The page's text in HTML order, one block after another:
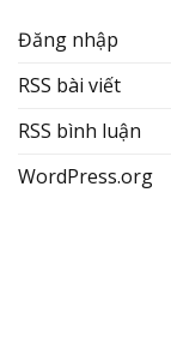
Đăng nhập
RSS bài viết
RSS bình luận
WordPress.org